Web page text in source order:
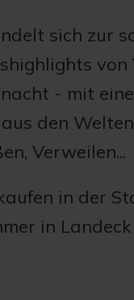
sich zur
- mit
den
Verweilen...
in der
in